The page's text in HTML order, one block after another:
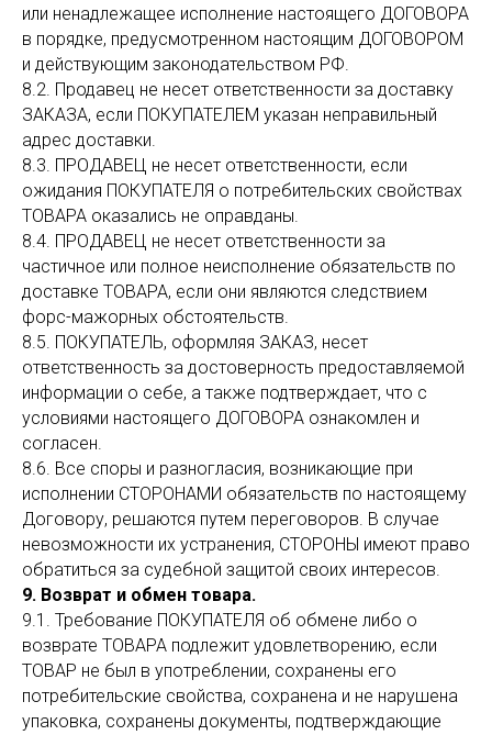
или ненадлежащее исполнение настоящего ДОГОВОРА
в порядке, предусмотренном настоящим ДОГОВОРОМ
и действующим законодательством РФ.
8.2. Продавец не несет ответственности за доставку
ЗАКАЗА, если ПОКУПАТЕЛЕМ указан неправильный
адрес доставки.
8.3. ПРОДАВЕЦ не несет ответственности, если
ожидания ПОКУПАТЕЛЯ о потребительских свойствах
ТОВАРА оказались не оправданы.
8.4. ПРОДАВЕЦ не несет ответственности за
частичное или полное неисполнение обязательств по
доставке ТОВАРА, если они являются следствием
форс-мажорных обстоятельств.
8.5. ПОКУПАТЕЛЬ, оформляя ЗАКАЗ, несет
ответственность за достоверность предоставляемой
информации о себе, а также подтверждает, что с
условиями настоящего ДОГОВОРА ознакомлен и
согласен.
8.6. Все споры и разногласия, возникающие при
исполнении СТОРОНАМИ обязательств по настоящему
Договору, решаются путем переговоров. В случае
невозможности их устранения, СТОРОНЫ имеют право
обратиться за судебной защитой своих интересов.
9. Возврат и обмен товара.
9.1. Требование ПОКУПАТЕЛЯ об обмене либо о
возврате ТОВАРА подлежит удовлетворению, если
ТОВАР не был в употреблении, сохранены его
потребительские свойства, сохранена и не нарушена
упаковка, сохранены документы, подтверждающие